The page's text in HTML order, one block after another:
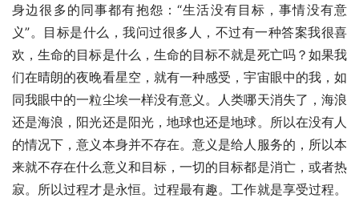
身边很多的同事都有抱怨：“生活没有目标，事情没有意
义”。目标是什么，我问过很多人，不过有一种答案我很喜
欢，生命的目标是什么，生命的目标不就是死亡吗？如果我
们在晴朗的夜晚看星空，就有一种感受，宇宙眼中的我，如
同我眼中的一粒尘埃一样没有意义。人类哪天消失了，海浪
还是海浪，阳光还是阳光，地球也还是地球。所以在没有人
的情况下，意义本身并不存在。意义是给人服务的，所以本
来就不存在什么意义和目标，一切的目标都是消亡，或者热
寂。所以过程才是永恒。过程最有趣。工作就是享受过程。